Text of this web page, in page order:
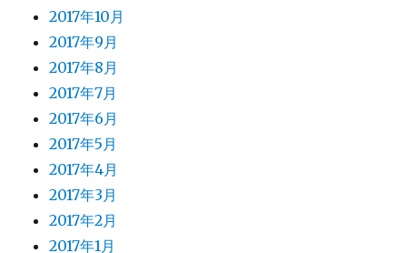
2017年10月
2017年9月
2017年8月
2017年7月
2017年6月
2017年5月
2017年4月
2017年3月
2017年2月
2017年1月